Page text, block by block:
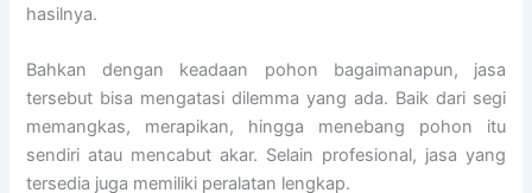
hasilnya.
Bahkan dengan keadaan pohon bagaimanapun, jasa
tersebut bisa mengatasi dilemma yang ada. Baik dari segi
memangkas, merapikan, hingga menebang pohon itu
sendiri atau mencabut akar. Selain profesional, jasa yang
tersedia juga memiliki peralatan lengkap.